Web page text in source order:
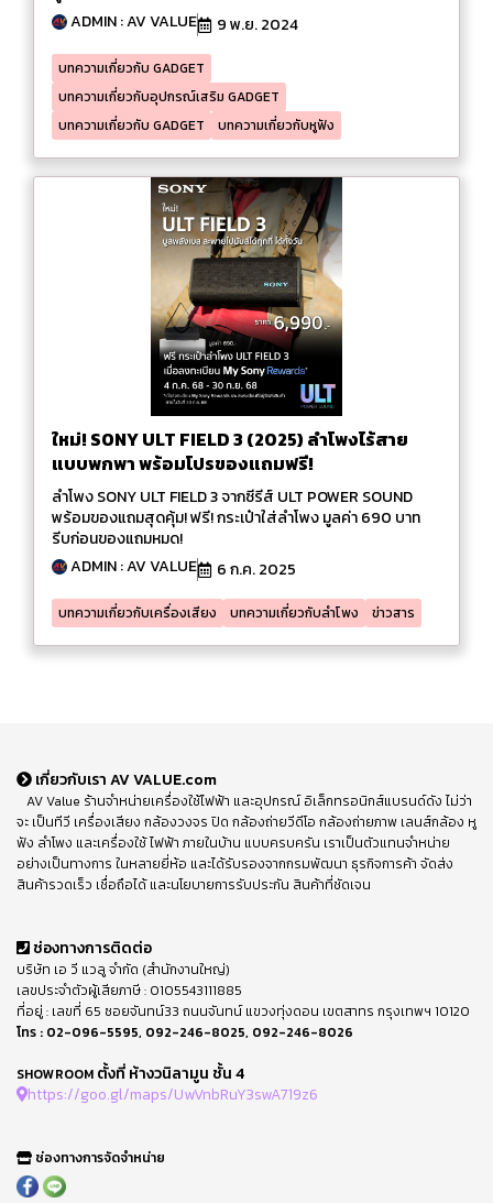
ADMIN : AV VALUE
9 พ.ย. 2024
บทความเกี่ยวกับ GADGET
บทความเกี่ยวกับอุปกรณ์เสริม GADGET
บทความเกี่ยวกับ GADGET
บทความเกี่ยวกับหูฟัง
ใหม่! SONY ULT FIELD 3 (2025) ลำโพงไร้สาย
แบบพกพา พร้อมโปรของแถมฟรี!
ลำโพง SONY ULT FIELD 3 จากซีรีส์ ULT POWER SOUND
พร้อมของแถมสุดคุ้ม! ฟรี! กระเป๋าใส่ลำโพง มูลค่า 690 บาท
รีบก่อนของแถมหมด!
ADMIN : AV VALUE
6 ก.ค. 2025
บทความเกี่ยวกับเครื่องเสียง บทความเกี่ยวกับลำโพง ข่าวสาร
เกี่ยวกับเรา AV VALUE.com
AV Value ร้านจำหน่ายเครื่องใช้ไฟฟ้า และอุปกรณ์ อิเล็กทรอนิกส์แบรนด์ดัง ไม่ว่า
จะ เป็นทีวี เครื่องเสียง กล้องวงจร ปิด กล้องถ่ายวีดีโอ กล้องถ่ายภาพ เลนส์กล้อง หู
ฟัง ลำโพง และเครื่องใช้ ไฟฟ้า ภายในบ้าน แบบครบครัน เราเป็นตัวแทนจำหน่าย
อย่างเป็นทางการ ในหลายยี่ห้อ และได้รับรองจากกรมพัฒนา ธุรกิจการค้า จัดส่ง
สินค้ารวดเร็ว เชื่อถือได้ และนโยบายการรับประกัน สินค้าที่ชัดเจน
ช่องทางการติดต่อ
บริษัท เอ วี แวลู จำกัด (สำนักงานใหญ่)
เลขประจำตัวผู้เสียภาษี : 0105543111885
ที่อยู่ : เลขที่ 65 ซอยจันทน์33 ถนนจันทน์ แขวงทุ่งดอน เขตสาทร กรุงเทพฯ 10120
โทร : 02-096-5595, 092-246-8025, 092-246-8026
SHOWROOM ตั้งที่ ห้างวนิลามูน ชั้น 4
https://goo.gl/maps/UwVnbRuY3swA719z6
ช่องทางการจัดจำหน่าย